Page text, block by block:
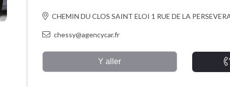
CHEMIN DU CLOS SAINT ELOI 1 RUE DE LA
chessy@agencycar.fr
Y aller